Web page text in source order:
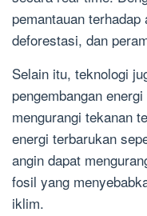
pemantauan
deforestasi, dan
Selain itu, teknologi
pengembangan
mengurangi tekanan
energi terbarukan
angin dapat
fosil yang
iklim.